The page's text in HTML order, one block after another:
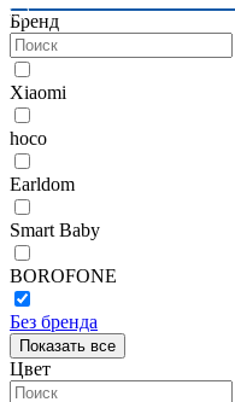
Бренд
Xiaomi
hoco
Earldom
Smart Baby
BOROFONE
Без бренда
Показать все
Цвет